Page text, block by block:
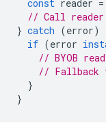
const reader =
// Call
} catch (error)
if (error
// BYOB
// Fallback
}
}